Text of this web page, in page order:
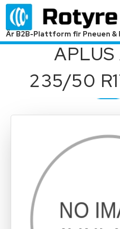
Är B2B-Plattform fir Pneuen &
APLUS
235/50